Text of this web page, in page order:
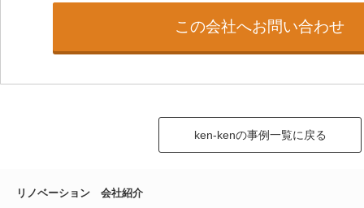
この会社へお問い合わせ
ken-kenの事例一覧に戻る
リノベーション 会社紹介